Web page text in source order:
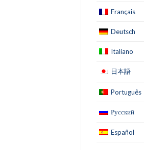
Français
Deutsch
Italiano
日本語
Português
Русский
Español